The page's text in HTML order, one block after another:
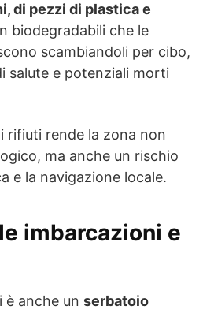
di pezzi di plastica e
biodegradabili che le
scambiandoli per cibo,
salute e potenziali morti
rifiuti rende la zona non
ma anche un rischio
e la navigazione locale.
imbarcazioni e
è anche un serbatoio